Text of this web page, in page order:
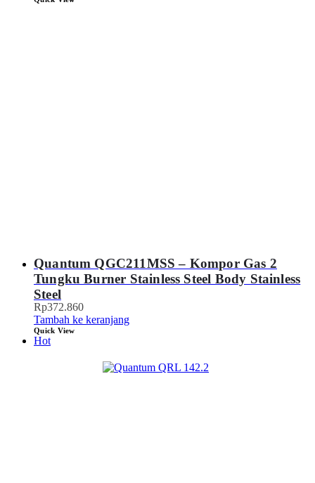
Quantum QGC211MSS – Kompor Gas 2
Tungku Burner Stainless Steel Body Stainless
Steel
Rp372.860
Tambah ke keranjang
Quick View
Hot